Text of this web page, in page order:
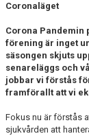
KONTAKT
DOKUMENT /
Coronaläget
Corona Pandemin
förening är inget
säsongen skjuts
senareläggs och
jobbar vi förstås
framförallt att vi
Fokus nu är förstås
sjukvården att